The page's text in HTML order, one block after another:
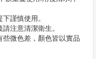
謹慎使用。
注意清潔衛生。
微色差，顏色皆以實品